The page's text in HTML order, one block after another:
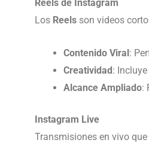
Reels de Instagram
Los Reels son videos
Contenido Viral:
Creatividad:
Alcance Ampliado:
Instagram Live
Transmisiones en vivo